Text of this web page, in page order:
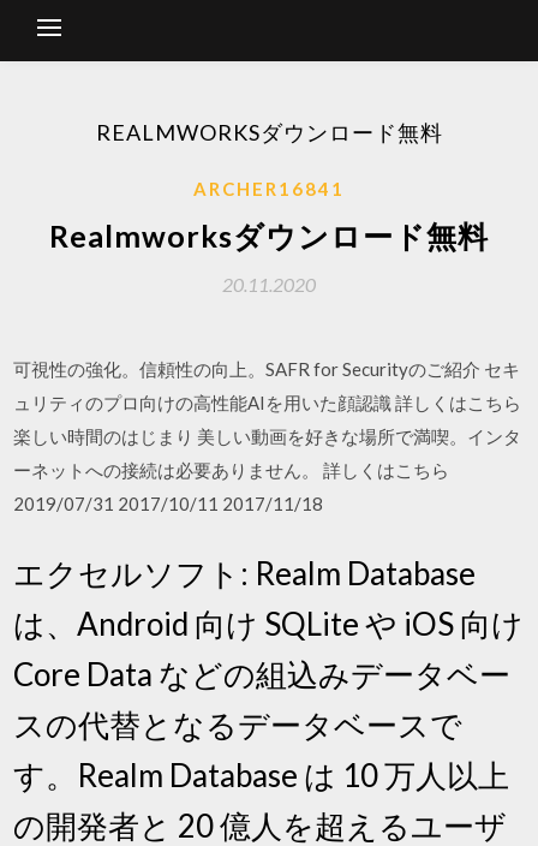
REALMWORKSダウンロード無料
ARCHER16841
Realmworksダウンロード無料
20.11.2020
可視性の強化。信頼性の向上。SAFR for Securityのご紹介 セキ
ュリティのプロ向けの高性能AIを用いた顔認識 詳しくはこちら
楽しい時間のはじまり 美しい動画を好きな場所で満喫。インタ
ーネットへの接続は必要ありません。 詳しくはこちら
2019/07/31 2017/10/11 2017/11/18
エクセルソフト: Realm Database
は、Android 向け SQLite や iOS 向け
Core Data などの組込みデータベー
スの代替となるデータベースで
す。Realm Database は 10 万人以上
の開発者と 20 億人を超えるユーザ